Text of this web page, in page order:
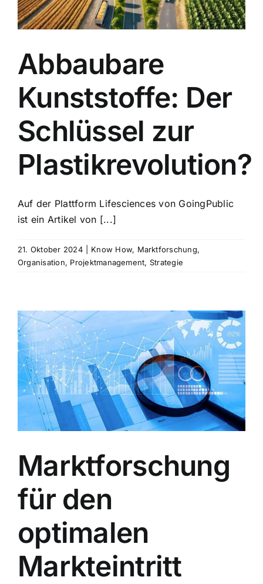
Abbaubare
Kunststoffe: Der
Schlüssel zur
Plastikrevolution?
Auf der Plattform Lifesciences von GoingPublic
ist ein Artikel von [...]
21. Oktober 2024 Know How, Marktforschung,
Organisation, Projektmanagement, Strategie
Marktforschung
für den
optimalen
Markteintritt